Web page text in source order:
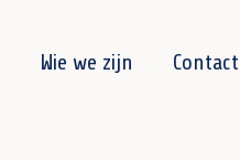
Wie we zijn Contact